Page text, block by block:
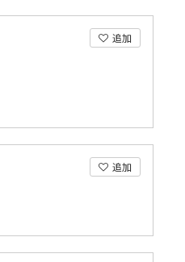
追加
追加